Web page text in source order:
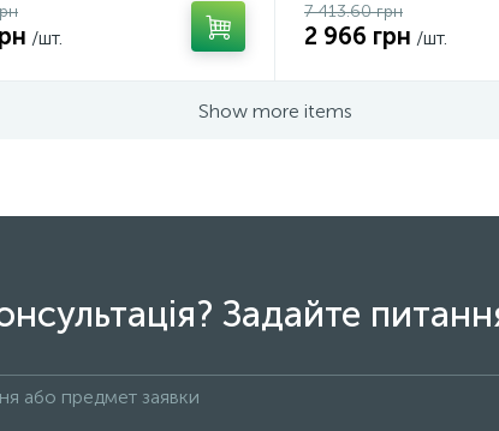
/шт.
7 413.60 грн
2 966 грн /шт.
Show more items
Задайте